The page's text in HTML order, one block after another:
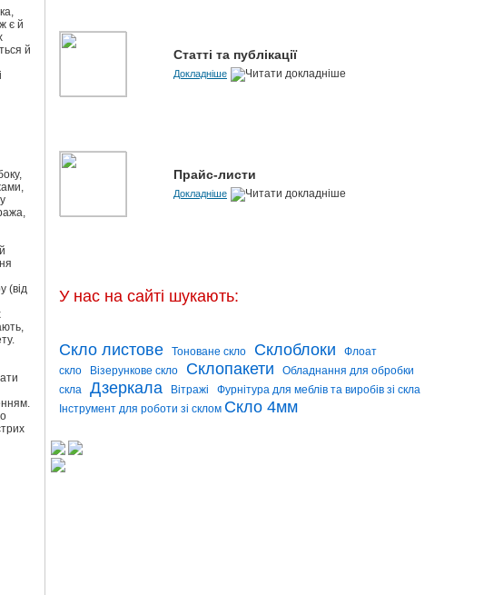
є й
й
(від
Статті та публікації
Докладніше
Прайс-листи
Докладніше
У нас на сайті шукають:
Скло листове Тоноване скло Склоблоки
Флоат
скло
Візерункове скло Склопакети
Обладнання для обробки
скла
Дзеркала Вітражі
Фурнітура для меблів та виробів зі скла
Інструмент для роботи зі склом Скло 4мм